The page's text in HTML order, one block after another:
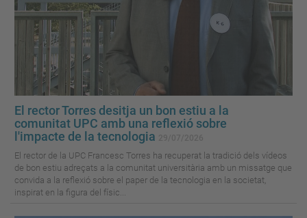
El rector Torres desitja un bon estiu a la
comunitat UPC amb una reflexió sobre
l'impacte de la tecnologia
El rector de la UPC Francesc Torres ha recuperat la tradició dels vídeos
de bon estiu adreçats a la comunitat universitària amb un missatge que
convida a la reflexió sobre el paper de la tecnologia en la societat,
inspirat en la figura del físic...